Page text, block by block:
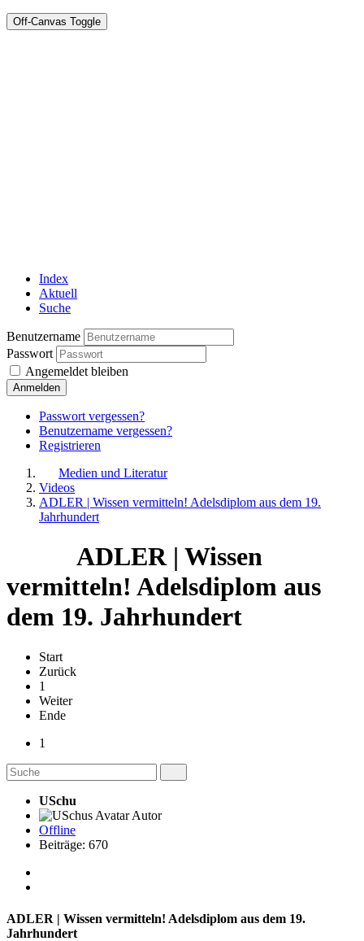
Off-Canvas Toggle
Index
Aktuell
Suche
Benutzername
Passwort
Angemeldet bleiben
Anmelden
Passwort vergessen?
Benutzername vergessen?
Registrieren
Medien und Literatur
Videos
ADLER | Wissen vermitteln! Adelsdiplom aus dem 19.
Jahrhundert
ADLER | Wissen
vermitteln! Adelsdiplom aus
dem 19. Jahrhundert
Start
Zurück
1
Weiter
Ende
1
USchu
Autor
Offline
Beiträge: 670
ADLER | Wissen vermitteln! Adelsdiplom aus dem 19.
Jahrhundert